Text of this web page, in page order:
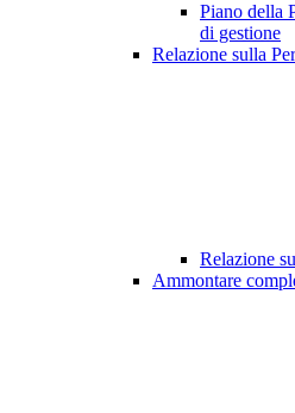
Piano della
di gestione
Relazione sulla
Relazione
Ammontare